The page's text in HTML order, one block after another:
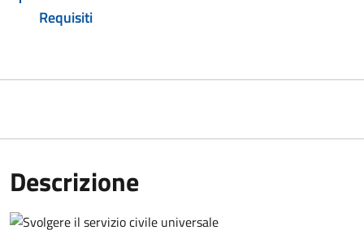
Requisiti
Descrizione